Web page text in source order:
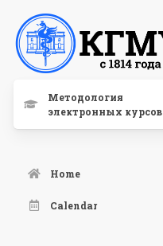
Методология
электронных курсов
Home
Calendar